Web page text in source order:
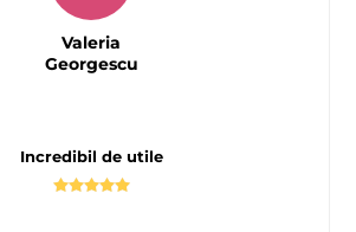
Incredibil de utile
Valeria
Georgescu